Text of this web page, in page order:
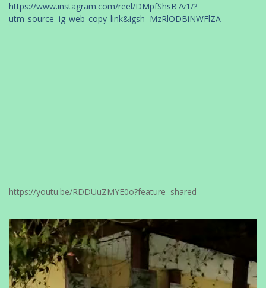
https://www.instagram.com/reel/DMpfShsB7v1/?
utm_source=ig_web_copy_link&igsh=MzRlODBiNWFlZA==
https://youtu.be/RDDUuZMYE0o?feature=shared